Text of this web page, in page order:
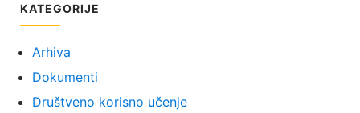
KATEGORIJE
Arhiva
Dokumenti
Društveno korisno učenje